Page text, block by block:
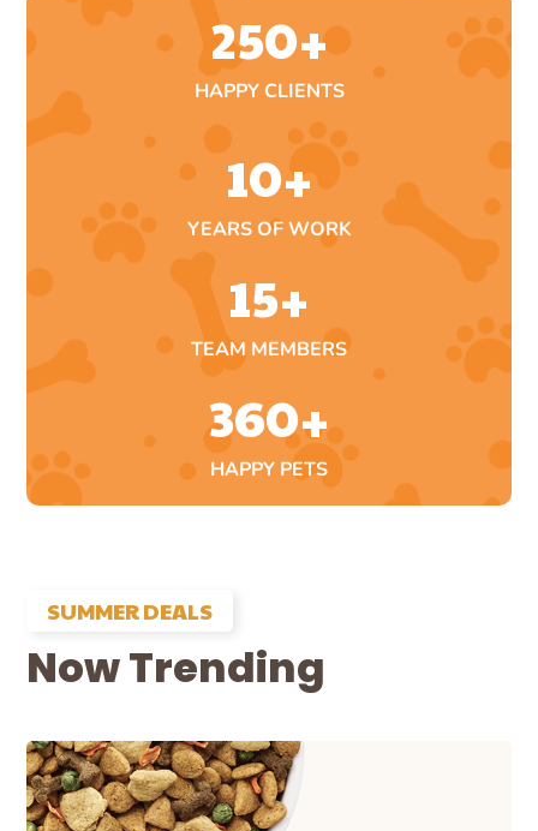
250+
HAPPY CLIENTS
10+
YEARS OF WORK
15+
TEAM MEMBERS
360+
HAPPY PETS
SUMMER DEALS
Now Trending